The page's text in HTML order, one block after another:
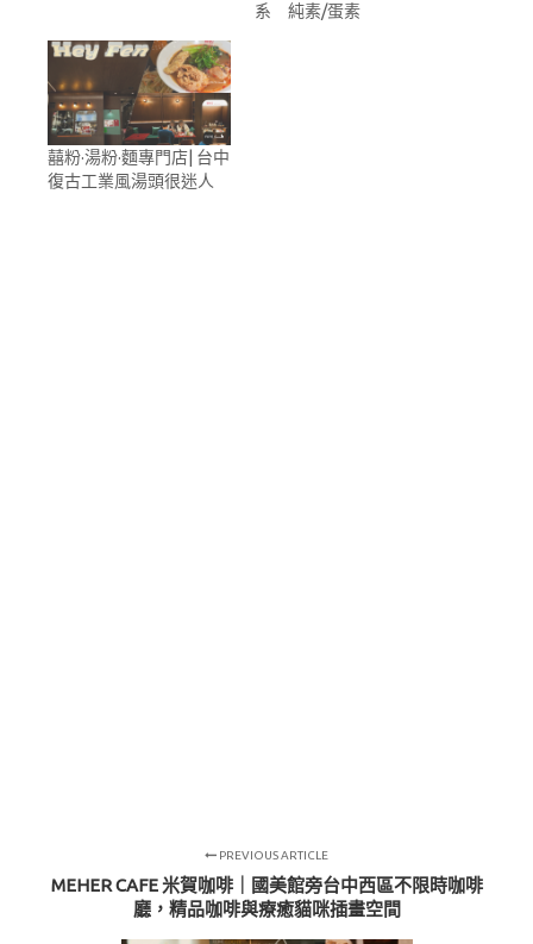
系 純素/蛋素
囍粉·湯粉·麵專門店| 台中
復古工業風湯頭很迷人
PREVIOUS ARTICLE
MEHER CAFE 米賀咖啡｜國美館旁台中西區不限時咖啡
廳，精品咖啡與療癒貓咪插畫空間